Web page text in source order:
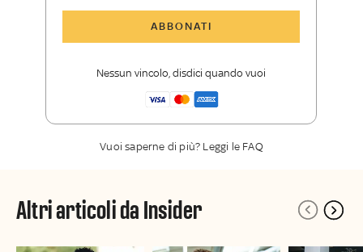
Sport
La newsletter esclusiva di Sky Sport
ABBONATI
Nessun vincolo, disdici quando vuoi
Vuoi saperne di più? Leggi le FAQ
Altri articoli da Insider